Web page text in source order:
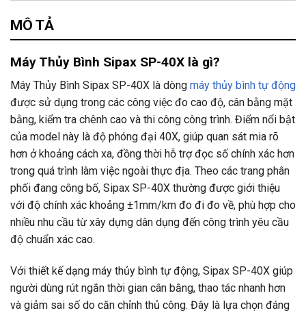
Tư vấn & bán hàng qua Facebook
MÔ TẢ
Máy Thủy Bình Sipax SP-40X là gì?
Máy Thủy Bình Sipax SP-40X là dòng máy thủy bình tự động
được sử dụng trong các công việc đo cao độ, cân bằng mặt
bằng, kiểm tra chênh cao và thi công công trình. Điểm nổi bật
của model này là độ phóng đại 40X, giúp quan sát mia rõ
hơn ở khoảng cách xa, đồng thời hỗ trợ đọc số chính xác hơn
trong quá trình làm việc ngoài thực địa. Theo các trang phân
phối đang công bố, Sipax SP-40X thường được giới thiệu
với độ chính xác khoảng ±1mm/km đo đi đo về, phù hợp cho
nhiều nhu cầu từ xây dựng dân dụng đến công trình yêu cầu
độ chuẩn xác cao.
Với thiết kế dạng máy thủy bình tự động, Sipax SP-40X giúp
người dùng rút ngắn thời gian cân bằng, thao tác nhanh hơn
và giảm sai số do căn chỉnh thủ công. Đây là lựa chọn đáng